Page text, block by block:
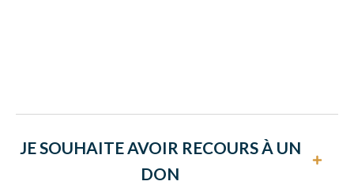
JE SOUHAITE AVOIR RECOURS À UN
DON